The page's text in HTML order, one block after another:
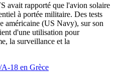
avait rapporté que l'avion solaire
à portée militaire. Des tests
américaine (US Navy), sur son
d'une utilisation pour
la surveillance et la
A-18 en Grèce